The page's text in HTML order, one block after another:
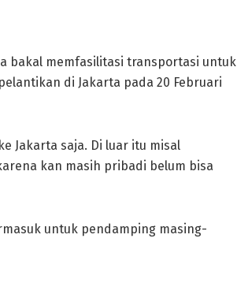
bakal memfasilitasi transportasi untuk
di Jakarta pada 20 Februari
Jakarta saja. Di luar itu misal
kan masih pribadi belum bisa
untuk pendamping masing-